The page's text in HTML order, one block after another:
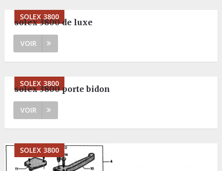
SOLEX 3800
solex 3800 de luxe
VOIR
SOLEX 3800
solex 3800 porte bidon
VOIR
SOLEX 3800